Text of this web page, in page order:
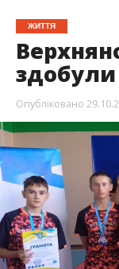
ЖИТТЯ
здобули
Опубліковано